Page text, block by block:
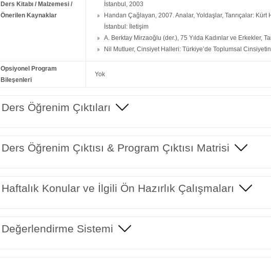
Ders Kitabı / Malzemesi /
Önerilen Kaynaklar
İstanbul, 2003
Handan Çağlayan, 2007. Analar, Yoldaşlar, Tanrıçalar:
İstanbul: İletişim
A. Berktay Mirzaoğlu (der.), 75 Yılda Kadınlar ve Erkekler,
Nil Mutluer, Cinsiyet Halleri: Türkiye’de Toplumsal Cinsiyetin
Opsiyonel Program
Bileşenleri
Yok
Ders Öğrenim Çıktıları
Ders Öğrenim Çıktısı & Program Çıktısı Matrisi
Haftalık Konular ve İlgili Ön Hazırlık Çalışmaları
Değerlendirme Sistemi